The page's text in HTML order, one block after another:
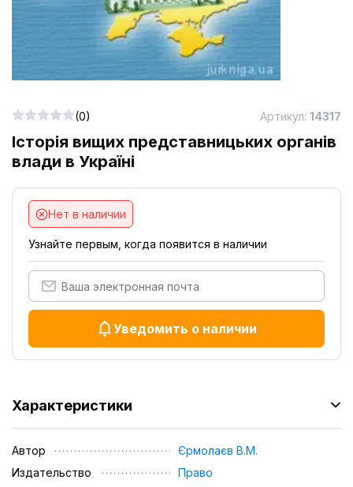
Історія вищих представницьких органів
влади в Україні
(0) Артикул: 14317
Нет в наличии
Узнайте первым, когда появится в наличии
Уведомить о наличии
Характеристики
Автор
Єрмолаєв В.М.
Издательство
Право